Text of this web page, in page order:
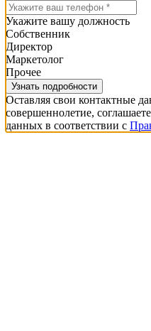
Укажите вашу должность
Собственник
Директор
Маркетолог
Прочее
Оставляя свои контактные
совершеннолетие,
данных в соответствии с